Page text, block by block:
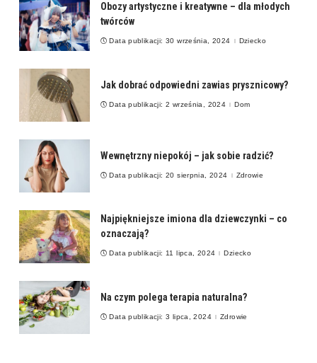
Obozy artystyczne i kreatywne – dla młodych
twórców
Data publikacji: 30 września, 2024 Dziecko
Jak dobrać odpowiedni zawias prysznicowy?
Data publikacji: 2 września, 2024 Dom
Wewnętrzny niepokój – jak sobie radzić?
Data publikacji: 20 sierpnia, 2024 Zdrowie
Najpiękniejsze imiona dla dziewczynki – co
oznaczają?
Data publikacji: 11 lipca, 2024 Dziecko
Na czym polega terapia naturalna?
Data publikacji: 3 lipca, 2024 Zdrowie